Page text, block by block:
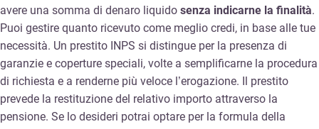
avere una somma di denaro liquido senza indicarne la finalità.
Puoi gestire quanto ricevuto come meglio credi, in base alle tue
necessità. Un prestito INPS si distingue per la presenza di
garanzie e coperture speciali, volte a semplificarne la procedura
di richiesta e a renderne più veloce l’erogazione. Il prestito
prevede la restituzione del relativo importo attraverso la
pensione. Se lo desideri potrai optare per la formula della